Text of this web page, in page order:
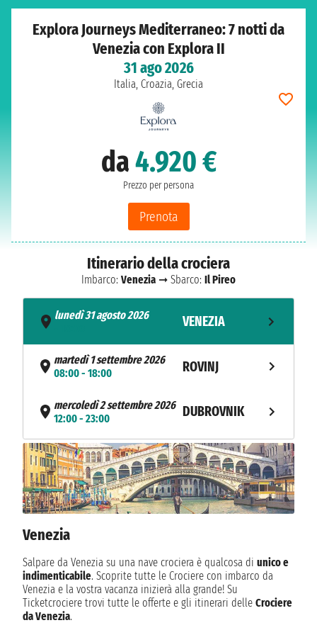
Explora Journeys Mediterraneo: 7 notti da
Venezia con Explora II
31 ago 2026
Italia, Croazia, Grecia
da4.920 €
Prezzo per persona
Prenota
Itinerario della crociera
Imbarco: Venezia ➞ Sbarco: Il Pireo
lunedì 31 agosto 2026
VENEZIA
martedì 1 settembre 2026
08:00 - 18:00
ROVINJ
mercoledì 2 settembre 2026
12:00 - 23:00
DUBROVNIK
giovedì 3 settembre 2026
09:00 - 19:00
BRINDISI
venerdì 4 settembre 2026
09:00 - 21:00
FISKARDO
sabato 5 settembre 2026
domenica 6 settembre 2026
09:00 - 21:00
MILO
lunedì 7 settembre 2026
07:00
IL PIREO
Venezia
Salpare da Venezia su una nave crociera è qualcosa di unico e
indimenticabile. Scoprite tutte le Crociere con imbarco da
Venezia e la vostra vacanza inizierà alla grande! Su
Ticketcrociere trovi tutte le offerte e gli itinerari delle Crociere
da Venezia.